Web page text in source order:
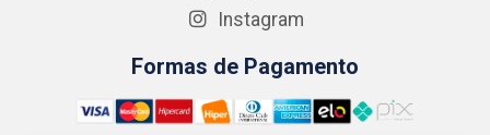
Instagram
Formas de Pagamento